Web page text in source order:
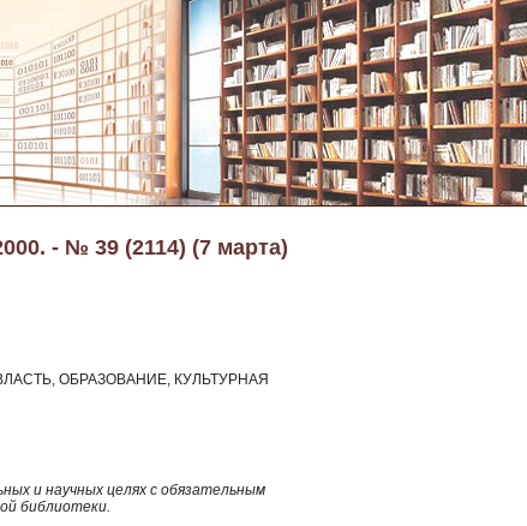
- № 39 (2114) (7 марта)
ОБРАЗОВАНИЕ, КУЛЬТУРНАЯ
и научных целях с обязательным
библиотеки.